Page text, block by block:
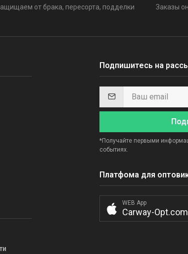
от брака, пересорта, подделки Заказы
Подпишитесь на
*Получайте первыми
событиях.
Платфома для
WEB App
Carway-